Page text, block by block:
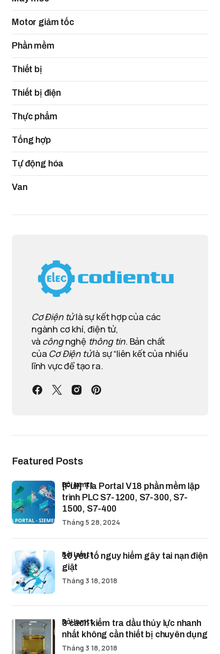
Motor giảm tốc
Phần mềm
Thiết bị
Thiết bị điện
Thực phẩm
Tổng hợp
Tự động hóa
Van
Cơ Điện tửlà sự kết hợp của các
ngành cơ khí, điện tử,
và côngnghệ thông tin. Bản chất
của Cơ Điện tửlà sự “liên kết của nhiều
lĩnh vực để tạo ra.
Featured Posts
[Full] Tia Portal V18 phần mềm lập
trình PLC S7-1200, S7-300, S7-
1500, S7-400
bởi lamtt
Tháng 5 28, 2024
10 yếu tố nguy hiểm gây tai nạn điện
giật
bởi lamtt
Tháng 3 18, 2018
3 cách kiểm tra dầu thủy lực nhanh
nhất không cần thiết bị chuyên dụng
bởi lamtt
Tháng 3 18, 2018